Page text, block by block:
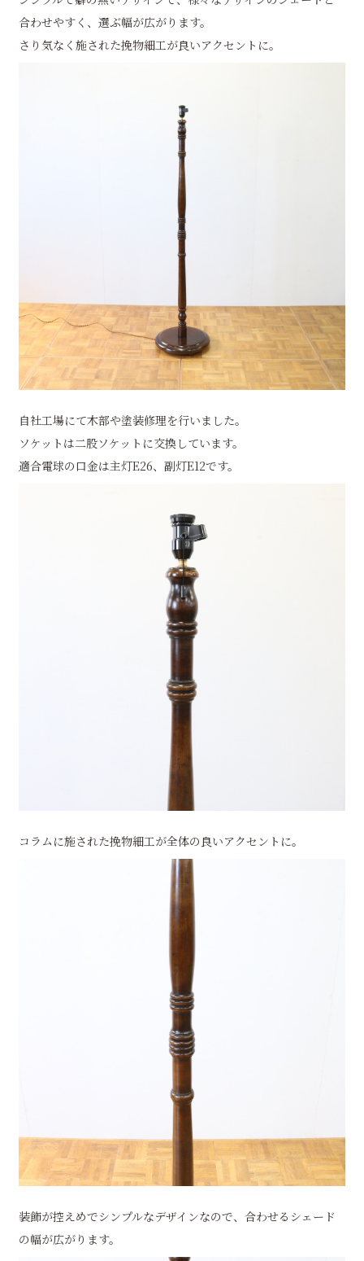
合わせやすく、選ぶ幅が広がります。
さり気なく施された挽物細工が良いアクセントに。
自社工場にて木部や塗装修理を行いました。
ソケットは二股ソケットに交換しています。
適合電球の口金は主灯E26、副灯E12です。
コラムに施された挽物細工が全体の良いアクセントに。
装飾が控えめでシンプルなデザインなので、合わせるシェード
の幅が広がります。